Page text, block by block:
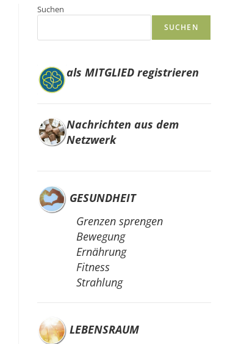
Suchen
SUCHEN
als MITGLIED registrieren
Nachrichten aus dem
Netzwerk
GESUNDHEIT
Grenzen sprengen
Bewegung
Ernährung
Fitness
Strahlung
LEBENSRAUM